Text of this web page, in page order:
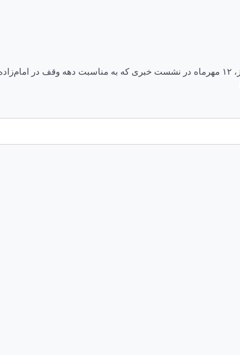
به گزارش ایکنا از کرمان، حجت‌الاسلام مصطفی بساوند، رئیس امور قرآنی اداره اوقاف کرمان امروز، ۱۲